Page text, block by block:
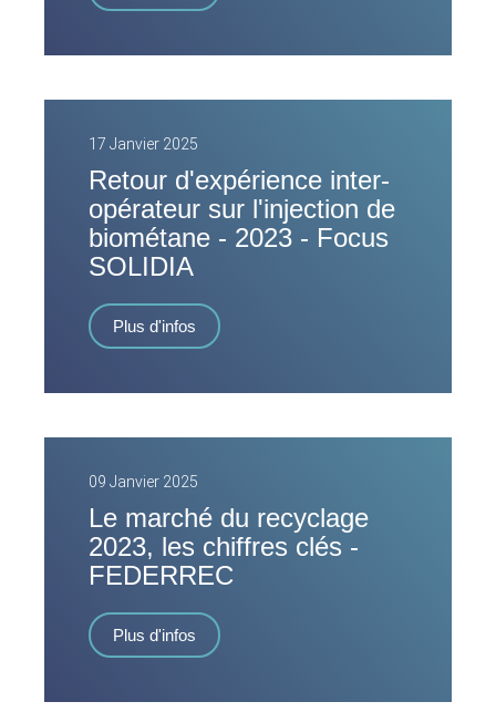
17 Janvier 2025
Retour d'expérience inter-
opérateur sur l'injection de
biométane - 2023 - Focus
SOLIDIA
Plus d'infos
09 Janvier 2025
Le marché du recyclage
2023, les chiffres clés -
FEDERREC
Plus d'infos